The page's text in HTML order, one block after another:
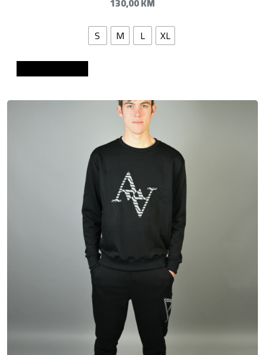
S
M L
XL